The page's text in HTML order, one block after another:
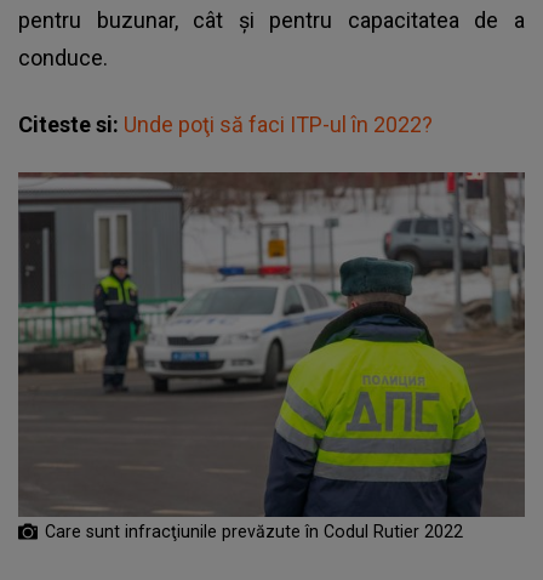
pentru buzunar, cât și pentru capacitatea de a
conduce.
Citeste si: Unde poţi să faci ITP-ul în 2022?
Care sunt infracţiunile prevăzute în Codul Rutier 2022